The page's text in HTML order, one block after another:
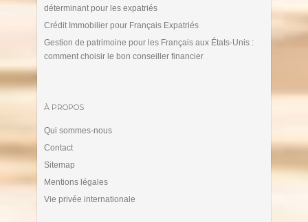
déterminant pour les expatriés
Crédit Immobilier pour Français Expatriés
Gestion de patrimoine pour les Français aux États-Unis :
comment choisir le bon conseiller financier
À PROPOS
Qui sommes-nous
Contact
Sitemap
Mentions légales
Vie privée internationale